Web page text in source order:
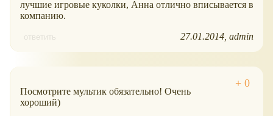
лучшие игровые куколки, Анна отлично вписывается в
компанию.
ответить 27.01.2014 admin
Посмотрите мультик обязательно! Очень
хороший)